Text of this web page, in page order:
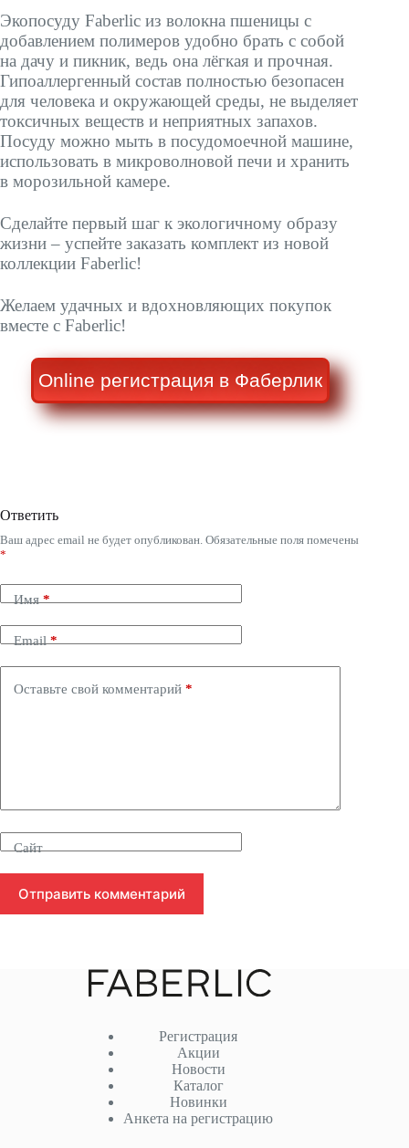
Экопосуду Faberlic из волокна пшеницы с
добавлением полимеров удобно брать с собой
на дачу и пикник, ведь она лёгкая и прочная.
Гипоаллергенный состав полностью безопасен
для человека и окружающей среды, не выделяет
токсичных веществ и неприятных запахов.
Посуду можно мыть в посудомоечной машине,
использовать в микроволновой печи и хранить
в морозильной камере.
Сделайте первый шаг к экологичному образу
жизни – успейте заказать комплект из новой
коллекции Faberlic!
Желаем удачных и вдохновляющих покупок
вместе с Faberlic!
Online регистрация в Фаберлик
Ответить
Ваш адрес email не будет опубликован. Обязательные поля помечены
*
Имя*
Email*
Оставьте свой комментарий *
Сайт
Отправить комментарий
Регистрация
Акции
Новости
Каталог
Новинки
Анкета на регистрацию